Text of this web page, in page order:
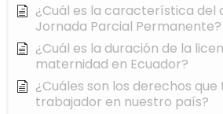
¿Cuál es la característica del
Jornada Parcial Permanente?
¿Cuál es la duración de la
maternidad en Ecuador?
¿Cuáles son los derechos que
trabajador en nuestro país?